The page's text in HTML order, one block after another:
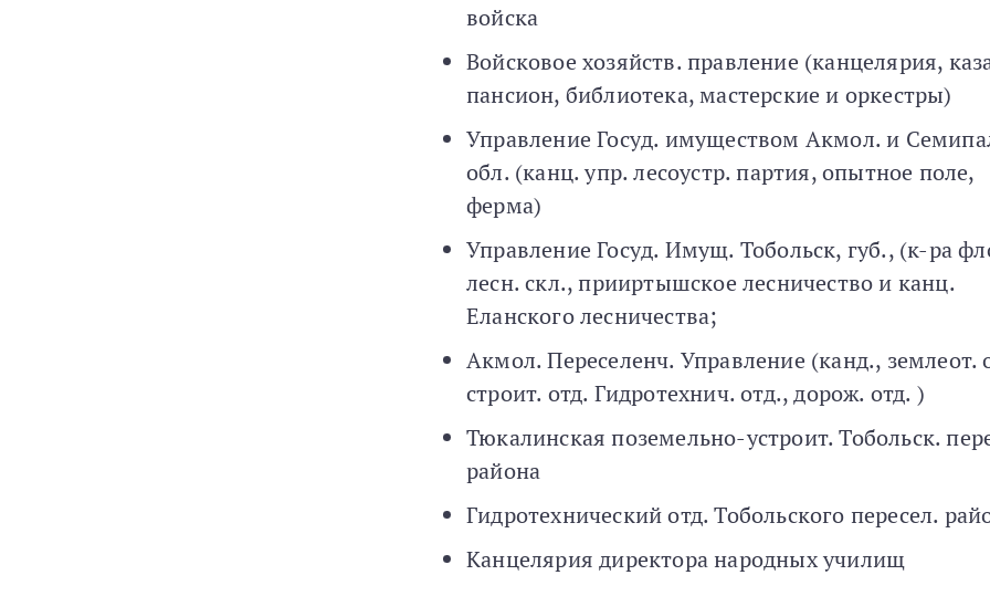
войска
Войсковое хозяйств. правление (канцелярия,
пансион, библиотека, мастерские и оркестры)
Управление Госуд. имуществом Акмол. и
обл. (канц. упр. лесоустр. партия, опытное поле,
ферма)
Управление Госуд. Имущ. Тобольск, губ., (к-ра
лесн. скл., прииртышское лесничество и канц.
Еланского лесничества;
Акмол. Переселенч. Управление (канд., землеот.
строит. отд. Гидротехнич. отд., дорож. отд. )
Тюкалинская поземельно-устроит. Тобольск.
района
Гидротехнический отд. Тобольского пересел.
Канцелярия директора народных училищ